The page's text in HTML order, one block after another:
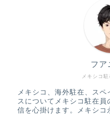
メキシコ
フア
メキシコ、海外駐在、ス
スについてメキシコ駐在
信を心掛けます。メキシコ